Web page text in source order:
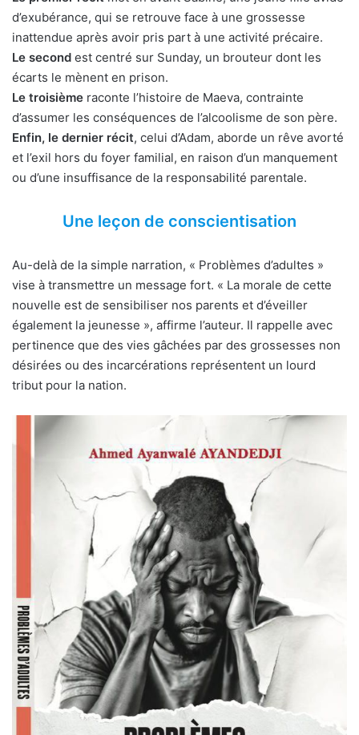
d’exubérance, qui se retrouve face à une grossesse
inattendue après avoir pris part à une activité précaire.
Le second est centré sur Sunday, un brouteur dont les
écarts le mènent en prison.
Le troisième raconte l’histoire de Maeva, contrainte
d’assumer les conséquences de l’alcoolisme de son père.
Enfin, le dernier récit, celui d’Adam, aborde un rêve avorté
et l’exil hors du foyer familial, en raison d’un manquement
ou d’une insuffisance de la responsabilité parentale.
Une leçon de conscientisation
Au-delà de la simple narration, « Problèmes d’adultes »
vise à transmettre un message fort. « La morale de cette
nouvelle est de sensibiliser nos parents et d’éveiller
également la jeunesse », affirme l’auteur. Il rappelle avec
pertinence que des vies gâchées par des grossesses non
désirées ou des incarcérations représentent un lourd
tribut pour la nation.